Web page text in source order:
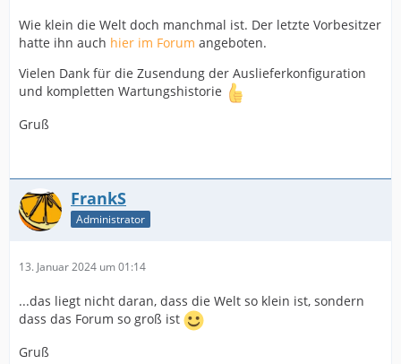
Wie klein die Welt doch manchmal ist. Der letzte Vorbesitzer
hatte ihn auch hier im Forum angeboten.
Vielen Dank für die Zusendung der Auslieferkonfiguration
und kompletten Wartungshistorie
Gruß
FrankS
Administrator
13. Januar 2024 um 01:14
...das liegt nicht daran, dass die Welt so klein ist, sondern
dass das Forum so groß ist
Gruß